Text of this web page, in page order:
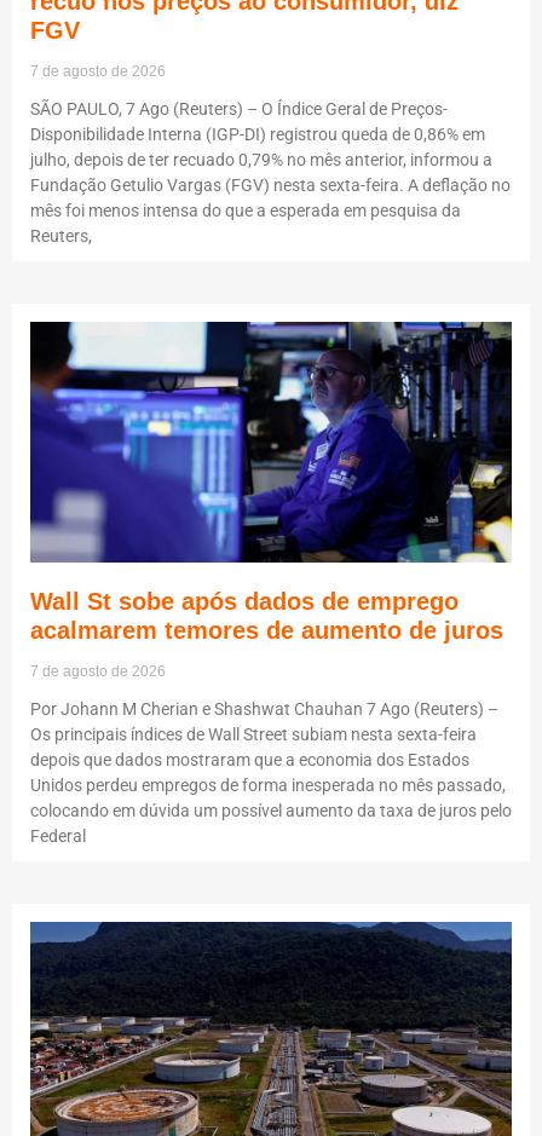
FGV
7 de agosto de 2026
SÃO PAULO, 7 Ago (Reuters) – O Índice Geral de Preços-
Disponibilidade Interna (IGP-DI) registrou queda de 0,86% em
julho, depois de ter recuado 0,79% no mês anterior, informou a
Fundação Getulio Vargas (FGV) nesta sexta-feira. A deflação no
mês foi menos intensa do que a esperada em pesquisa da
Reuters,
Wall St sobe após dados de emprego
acalmarem temores de aumento de juros
7 de agosto de 2026
Por Johann M Cherian e Shashwat Chauhan 7 Ago (Reuters) –
Os principais índices de Wall Street subiam nesta sexta-feira
depois que dados mostraram que a economia dos Estados
Unidos perdeu empregos de forma inesperada no mês passado,
colocando em dúvida um possível aumento da taxa de juros pelo
Federal